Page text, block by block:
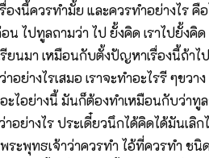
องนี้ควรทำมั้ย และควรทำอย่างไร คื
น ไปทูลถามว่า ไป ยั้งคิด เราไปยั้ง
ยนมา เหมือนกับตั้งปัญหาเรื่องนี้ถ้าไ
อย่างไรเสมอ เราจะทำอะไรรี ๆขวา
ะไอย่างนี้ มันก็ต้องทำเหมือนกับว่าทู
าอย่างไร ประเดี๋ยวนึกได้คิดได้มันเลิ
ระพุทธเจ้าว่าควรทำ ไอ้ที่ควรทำ ชนิ